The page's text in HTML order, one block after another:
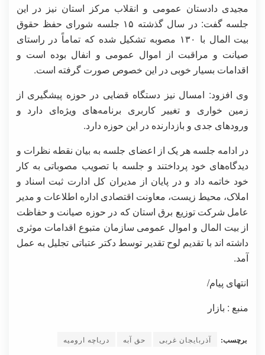
مجیدی دادستان عمومی و انقلاب مرکز استان نیز در این
جلسه گفت: در سال گذشته ۱۵ جلسه شورای حفظ حقوق
بیت المال با ۱۳۰ مصوبه تشکیل شده که تماماً در راستای
صیانت و مراقبت از اموال عمومی و انفال بوده است و
اقدامات بسیار خوبی در این خصوص صورت گرفته است.
وی افزود: امسال نیز دستگاه قضایی در حوزه پیشگیری از
زمین خواری و تغییر کاربری برنامه‌های ویژه‌ای دارد و
ورودهای جدی و بازدارنده در این حوزه دارد.
در ادامه جلسه هر یک از اعضای جلسه به بیان نقطه نظرات و
دیدگاه‌های خود پرداختند و جلسه با تصویب مصوباتی به کار
خود خاتمه داد و در پایان از مدیران کل ادارت ثبت اسناد و
املاک، محیط زیست، معاونت اقتصادی اداره اطلاعات و مدیر
عامل شرکت توزیع برق استان که در حوزه صیانت و حفاظت
از بیت المال و اموال عمومی سازمان متبوع اقدامات موثری
داشته اند با تقدیم لوح تقدیر توسط دکتر عتباتی تجلیل به عمل
آمد.
انتهای پیام/
منبع : بازار
برچسب: آذربایجان غربی حق آبه دریاچه ارومیه